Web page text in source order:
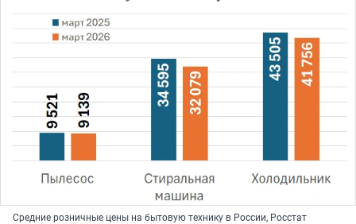
Средние розничные цены на бытовую технику в России, Росстат